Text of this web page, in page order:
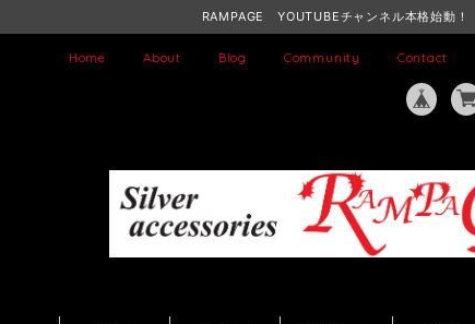
RAMPAGE YOUTUBEチャンネル本格始動！
Home About Blog Community Contact